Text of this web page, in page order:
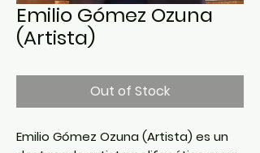
Emilio Gómez Ozuna
(Artista)
Out of Stock
Emilio Gómez Ozuna (Artista) es un